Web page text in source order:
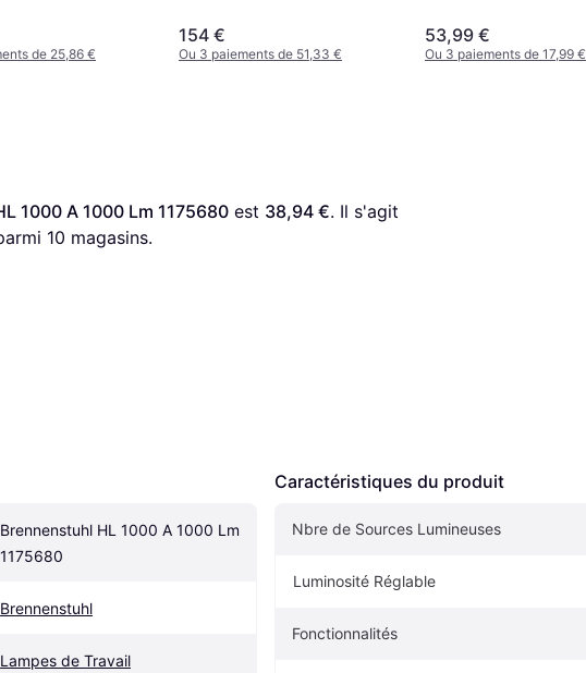
de 25,86 €
154 €
Ou 3 paiements de 51,33 €
53,99 €
Ou 3 paiements de 17,99 €
1000 A 1000 Lm 1175680 est 38,94 €. Il s'agit
10 magasins.
Brennenstuhl HL 1000 A 1000 Lm
1175680
Brennenstuhl
Lampes de Travail
Caractéristiques du produit
Nbre de Sources Lumineuses
Luminosité Réglable
Fonctionnalités